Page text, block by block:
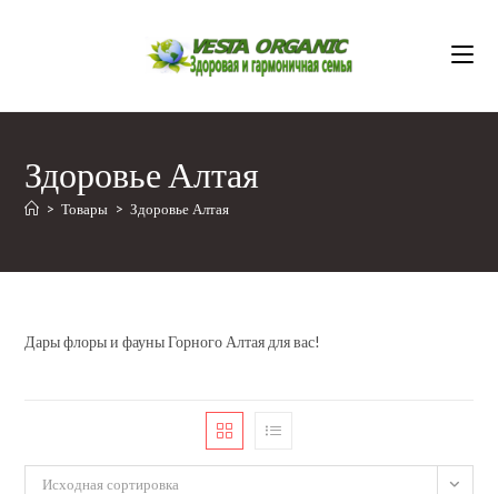
Здоровье Алтая
> Товары > Здоровье Алтая
Дары флоры и фауны Горного Алтая для вас!
Исходная сортировка